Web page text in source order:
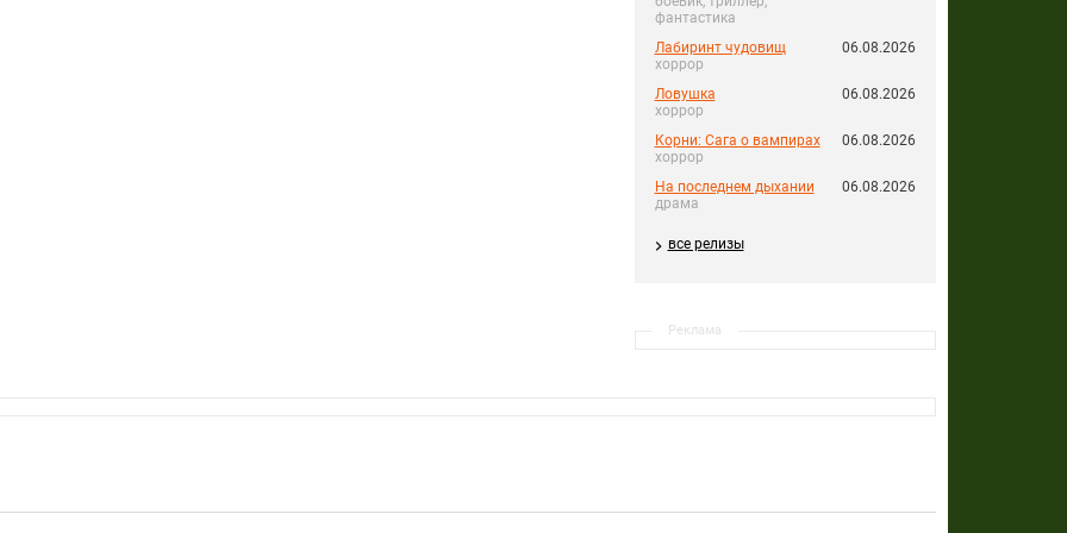
фантастика
Лабиринт чудовищ
хоррор
06.08.2026
Ловушка
хоррор
06.08.2026
Корни: Сага о вампирах
хоррор
06.08.2026
На последнем дыхании
драма
06.08.2026
все релизы
Реклама